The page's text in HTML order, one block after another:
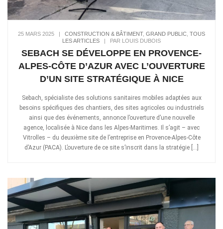
25 MARS 2025 | CONSTRUCTION & BÂTIMENT, GRAND PUBLIC TOUS
LES ARTICLES | PAR LOUIS DUBOIS
SEBACH SE DÉVELOPPE EN PROVENCE-
ALPES-CÔTE D’AZUR AVEC L’OUVERTURE
D’UN SITE STRATÉGIQUE À NICE
Sebach, spécialiste des solutions sanitaires mobiles adaptées aux
besoins spécifiques des chantiers, des sites agricoles ou industriels
ainsi que des événements, annonce l’ouverture d’une nouvelle
agence, localisée à Nice dans les Alpes-Maritimes. Il s’agit – avec
Vitrolles – du deuxième site de l’entreprise en Provence-Alpes-Côte
d’Azur (PACA). L’ouverture de ce site s’inscrit dans la stratégie […]